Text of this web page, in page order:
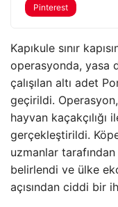
Pinterest
Kapıkule sınır
operasyonda, yasa
çalışılan altı adet
geçirildi.
hayvan kaçakçılığı
gerçekleştirildi.
uzmanlar
belirlendi ve ülke
açısından ciddi bir